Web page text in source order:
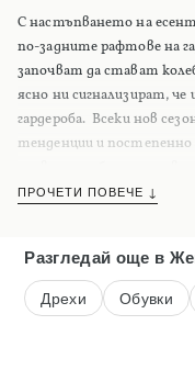
С настъпването на
по-задните рафтове на
започват да стават
ясно ни сигнализират,
гардероба. Всеки нов
тенденции и постепенно
посягаме при
топлите, което от своя
ръкав
. За това и тази
откриете богат
ПРОЧЕТИ ПОВЕЧЕ ↓
Разгледай още в
Дрехи Обувки